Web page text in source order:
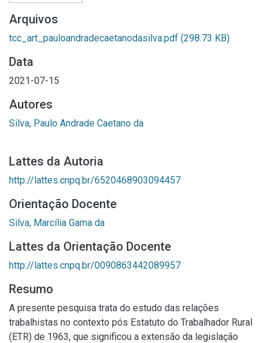
Arquivos
tcc_art_pauloandradecaetanodasilva.pdf (298.73 KB)
Data
2021-07-15
Autores
Silva, Paulo Andrade Caetano da
Lattes da Autoria
http://lattes.cnpq.br/6520468903094457
Orientação Docente
Silva, Marcília Gama da
Lattes da Orientação Docente
http://lattes.cnpq.br/0090863442089957
Resumo
A presente pesquisa trata do estudo das relações
trabalhistas no contexto pós Estatuto do Trabalhador Rural
(ETR) de 1963, que significou a extensão da legislação